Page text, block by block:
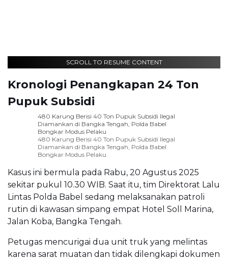
SCROLL TO RESUME CONTENT
Kronologi Penangkapan 24 Ton
Pupuk Subsidi
480 Karung Berisi 40 Ton Pupuk Subsidi Ilegal
Diamankan di Bangka Tengah, Polda Babel
Bongkar Modus Pelaku
480 Karung Berisi 40 Ton Pupuk Subsidi Ilegal
Diamankan di Bangka Tengah, Polda Babel
Bongkar Modus Pelaku
Kasus ini bermula pada Rabu, 20 Agustus 2025
sekitar pukul 10.30 WIB. Saat itu, tim Direktorat Lalu
Lintas Polda Babel sedang melaksanakan patroli
rutin di kawasan simpang empat Hotel Soll Marina,
Jalan Koba, Bangka Tengah.
Petugas mencurigai dua unit truk yang melintas
karena sarat muatan dan tidak dilengkapi dokumen